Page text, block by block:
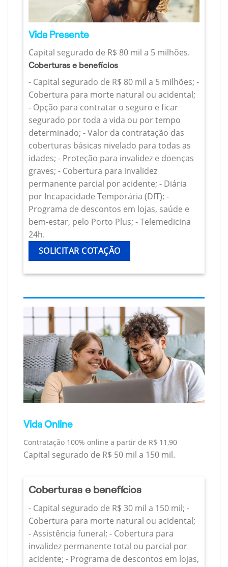
Vida Presente
Capital segurado de R$ 80 mil a 5 milhões.
Coberturas e benefícios
- Capital segurado de R$ 80 mil a 5 milhões; -
Cobertura para morte natural ou acidental;
- Opção para contratar o seguro e ficar
segurado por toda a vida ou por tempo
determinado; - Valor da contratação das
coberturas básicas nivelado para todas as
idades; - Proteção para invalidez e doenças
graves; - Cobertura para invalidez
permanente parcial por acidente; - Diária
por Incapacidade Temporária (DIT); -
Programa de descontos em lojas, saúde e
bem-estar, pelo Porto Plus; - Telemedicina
24h.
SOLICITAR COTAÇÃO
Vida Online
Contratação 100% online a partir de R$ 11,90
Capital segurado de R$ 50 mil a 150 mil.
Coberturas e benefícios
- Capital segurado de R$ 30 mil a 150 mil; -
Cobertura para morte natural ou acidental;
- Assistência funeral; - Cobertura para
invalidez permanente total ou parcial por
acidente; - Programa de descontos em lojas,